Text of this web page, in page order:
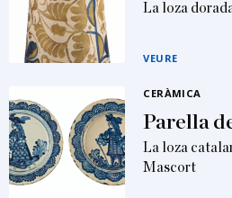
La loza
VEURE
CERÀMICA
Parella
La loza
Mascort